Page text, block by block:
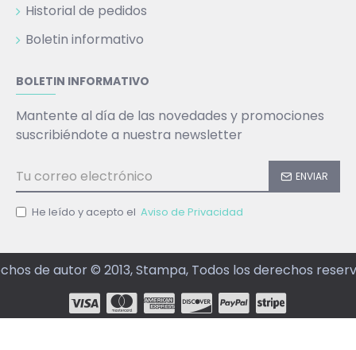
Historial de pedidos
Boletin informativo
BOLETIN INFORMATIVO
Mantente al día de las novedades y promociones
suscribiéndote a nuestra newsletter
ENVIAR
He leído y acepto el Aviso de Privacidad
de autor © 2013, Stampa, Todos los derechos